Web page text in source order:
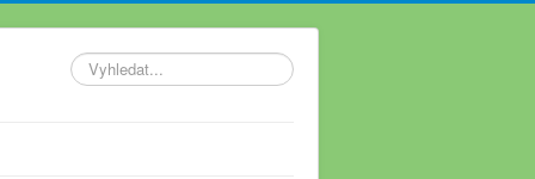
Vyhledávání...